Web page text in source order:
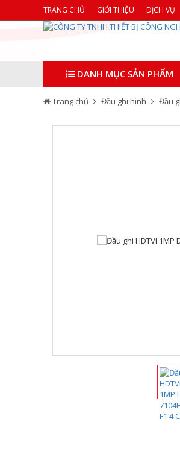
TRANG CHỦ GIỚI THIỆU DỊCH VỤ
DANH MỤC SẢN PHẨM
Trang chủ Đầu ghi hình Đầu